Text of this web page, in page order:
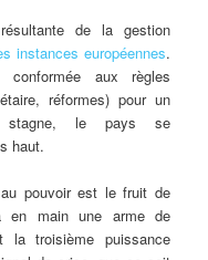
de la gestion
instances européennes.
conformée aux règles
réformes) pour un
stagne, le pays se
haut.
au pouvoir est le fruit de
en main une arme de
troisième puissance